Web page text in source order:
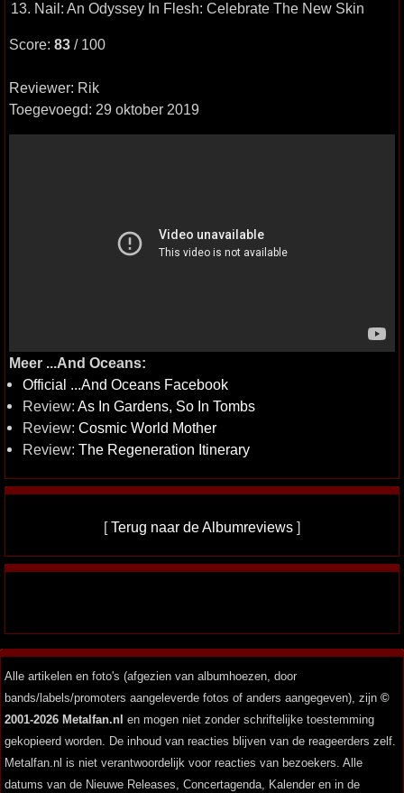
13. Nail: An Odyssey In Flesh: Celebrate The New Skin
Score: 83 / 100
Reviewer: Rik
Toegevoegd: 29 oktober 2019
Meer ...And Oceans:
Official ...And Oceans Facebook
Review: As In Gardens, So In Tombs
Review: Cosmic World Mother
Review: The Regeneration Itinerary
[Terug naar de Albumreviews ]
Alle artikelen en foto's (afgezien van albumhoezen, door
bands/labels/promoters aangeleverde fotos of anders aangegeven), zijn ©
2001-2026 Metalfan.nl en mogen niet zonder schriftelijke toestemming
gekopieerd worden. De inhoud van reacties blijven van de reageerders zelf.
Metalfan.nl is niet verantwoordelijk voor reacties van bezoekers. Alle
datums van de Nieuwe Releases, Concertagenda, Kalender en in de